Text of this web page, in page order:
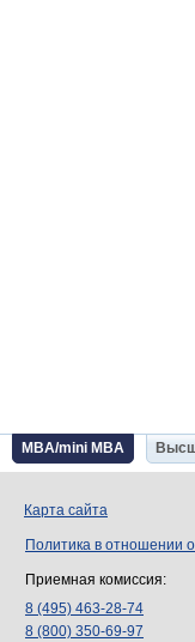
MBA/mini MBA
Карта сайта
Политика в отношении
Приемная комиссия:
8 (495) 463-28-74
8 (800) 350-69-97